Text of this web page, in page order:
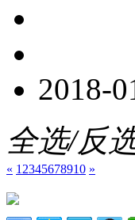
2018-
全选/反
« 1 2345678910 »